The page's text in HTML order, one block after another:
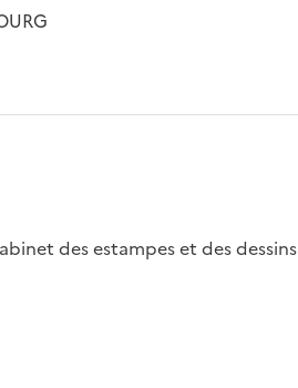
des estampes et des dessins